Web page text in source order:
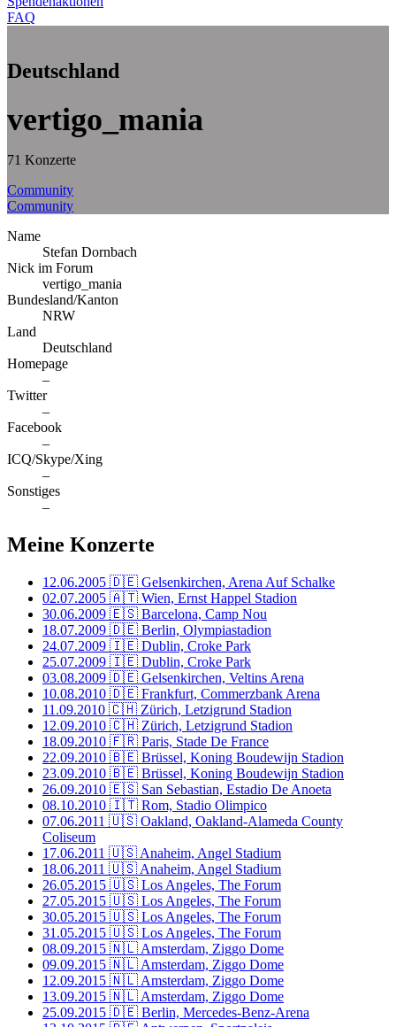
FAQ
Deutschland
vertigo_mania
71 Konzerte
Community
Community
Name
Stefan Dornbach
Nick im Forum
vertigo_mania
Bundesland/Kanton
NRW
Land
Deutschland
Homepage
–
Twitter
–
Facebook
–
ICQ/Skype/Xing
–
Sonstiges
–
Meine Konzerte
12.06.2005 🇩🇪 Gelsenkirchen, Arena Auf Schalke
02.07.2005 🇦🇹 Wien, Ernst Happel Stadion
30.06.2009 🇪🇸 Barcelona, Camp Nou
18.07.2009 🇩🇪 Berlin, Olympiastadion
24.07.2009 🇮🇪 Dublin, Croke Park
25.07.2009 🇮🇪 Dublin, Croke Park
03.08.2009 🇩🇪 Gelsenkirchen, Veltins Arena
10.08.2010 🇩🇪 Frankfurt, Commerzbank Arena
11.09.2010 🇨🇭 Zürich, Letzigrund Stadion
12.09.2010 🇨🇭 Zürich, Letzigrund Stadion
18.09.2010 🇫🇷 Paris, Stade De France
22.09.2010 🇧🇪 Brüssel, Koning Boudewijn Stadion
23.09.2010 🇧🇪 Brüssel, Koning Boudewijn Stadion
26.09.2010 🇪🇸 San Sebastian, Estadio De Anoeta
08.10.2010 🇮🇹 Rom, Stadio Olimpico
07.06.2011 🇺🇸 Oakland, Oakland-Alameda County
Coliseum
17.06.2011 🇺🇸 Anaheim, Angel Stadium
18.06.2011 🇺🇸 Anaheim, Angel Stadium
26.05.2015 🇺🇸 Los Angeles, The Forum
27.05.2015 🇺🇸 Los Angeles, The Forum
30.05.2015 🇺🇸 Los Angeles, The Forum
31.05.2015 🇺🇸 Los Angeles, The Forum
08.09.2015 🇳🇱 Amsterdam, Ziggo Dome
09.09.2015 🇳🇱 Amsterdam, Ziggo Dome
12.09.2015 🇳🇱 Amsterdam, Ziggo Dome
13.09.2015 🇳🇱 Amsterdam, Ziggo Dome
25.09.2015 🇩🇪 Berlin, Mercedes-Benz-Arena